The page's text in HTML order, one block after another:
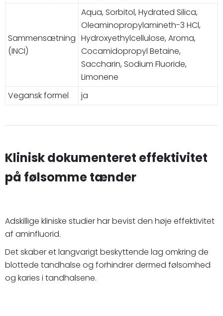
Sammensætning
(INCI)
Aqua, Sorbitol, Hydrated Silica,
Oleaminopropylamineth-3 HCl,
Hydroxyethylcellulose, Aroma,
Cocamidopropyl Betaine,
Saccharin, Sodium Fluoride,
Limonene
Vegansk formel
ja
Klinisk dokumenteret effektivitet
på følsomme tænder
Adskillige kliniske studier har bevist den høje effektivitet
af aminfluorid.
Det skaber et langvarigt beskyttende lag omkring de
blottede tandhalse og forhindrer dermed følsomhed
og karies i tandhalsene.